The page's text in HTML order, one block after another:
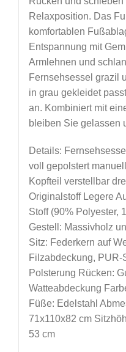
Relaxposition. Das
komfortablen
Entspannung mit
Armlehnen und
Fernsehsessel grazil
in grau gekleidet
an. Kombiniert mit
bleiben Sie gelassen
Details:
voll gepolstert
Kopfteil verstellbar
Originalstoff Legere
Stoff (90% Polyester,
Gestell: Massivholz
Sitz: Federkern auf
Filzabdeckung, PUR-
Polsterung Rücken:
Watteabdeckung
Füße: Edelstahl
71x110x82 cm
53 cm